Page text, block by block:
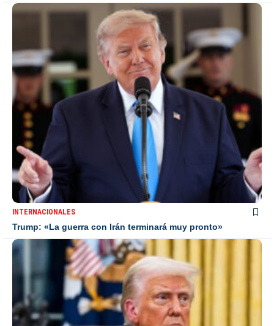
INTERNACIONALES
Trump: «La guerra con Irán terminará muy pronto»